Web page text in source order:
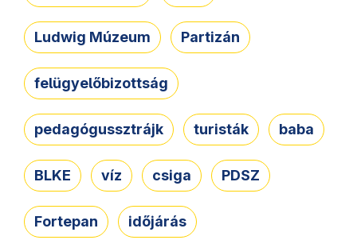
Ludwig Múzeum Partizán
felügyelőbizottság
pedagógussztrájk turisták baba
BLKE víz csiga PDSZ
Fortepan időjárás